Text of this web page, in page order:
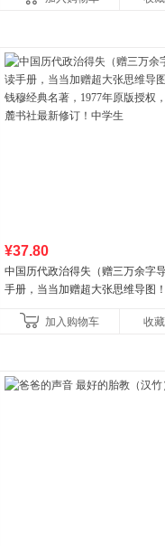
¥37.80
中国历代政治得失（赠三万余字
手册，当当加赠超大张思维导图
书社最新修订！中学生
加入购物车 收藏